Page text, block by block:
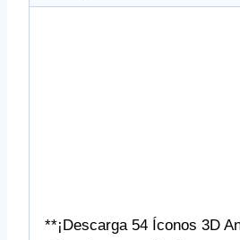
**¡Descarga 54 Íconos 3D